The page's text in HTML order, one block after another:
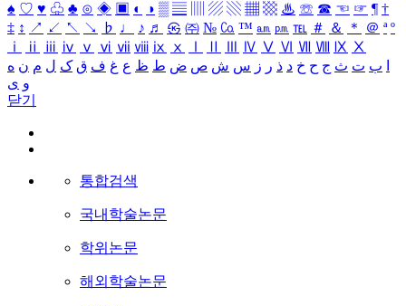
♠ ♡ ♥ ♧ ♣ ⊙ ◈ ▣ ◐ ◑ ▒ ▤ ▨ ▧ ▦ ▩ ♨ ☏ ☎ ☜ ☞ ¶ †
‡ ↕ ↗ ↙ ↖ ↘ ♭ ♩ ♪ ♬ ㉿ ㈜ № ㏇ ™ ㏂ ㏘ ℡ ＃ ＆ ＊ ＠ ª º
ⅰ
ⅱ ⅲ ⅳ ⅴ ⅵ ⅶ ⅷ ⅸ ⅹ Ⅳ Ⅴ Ⅵ Ⅶ Ⅷ Ⅸ Ⅹ
ب ت ث ج ح خ د ذ ر ز س ش ص ض ط ظ ع غ ف ق ک ل م ن ه
و ی
닫기
통합검색
국내학술논문
학위논문
해외학술논문